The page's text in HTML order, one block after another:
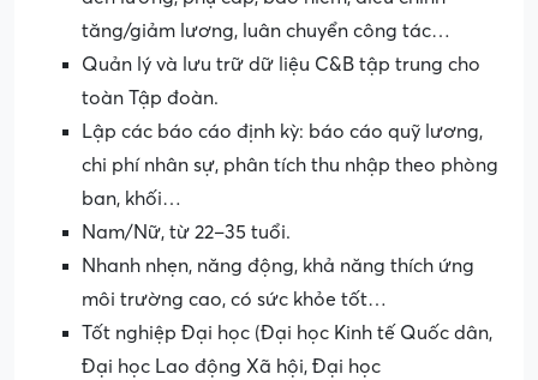
tăng/giảm lương, luân chuyển công tác…
Quản lý và lưu trữ dữ liệu C&B tập trung cho
toàn Tập đoàn.
Lập các báo cáo định kỳ: báo cáo quỹ lương,
chi phí nhân sự, phân tích thu nhập theo phòng
ban, khối…
Nam/Nữ, từ 22–35 tuổi.
Nhanh nhẹn, năng động, khả năng thích ứng
môi trường cao, có sức khỏe tốt…
Tốt nghiệp Đại học (Đại học Kinh tế Quốc dân,
Đại học Lao động Xã hội, Đại học